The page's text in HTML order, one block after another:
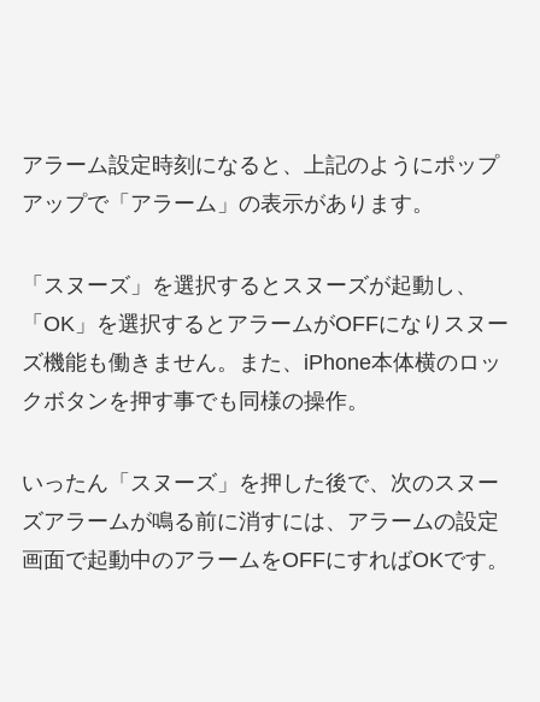
アラーム設定時刻になると、上記のようにポップ
アップで「アラーム」の表示があります。
「スヌーズ」を選択するとスヌーズが起動し、
「OK」を選択するとアラームがOFFになりスヌー
ズ機能も働きません。また、iPhone本体横のロッ
クボタンを押す事でも同様の操作。
いったん「スヌーズ」を押した後で、次のスヌー
ズアラームが鳴る前に消すには、アラームの設定
画面で起動中のアラームをOFFにすればOKです。